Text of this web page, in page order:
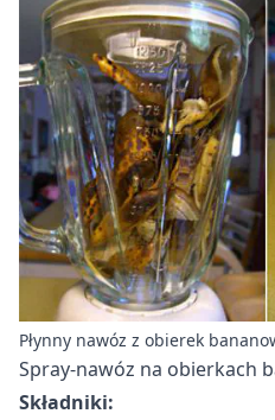
Płynny nawóz z obierek
Spray-nawóz na obierkach
Składniki: